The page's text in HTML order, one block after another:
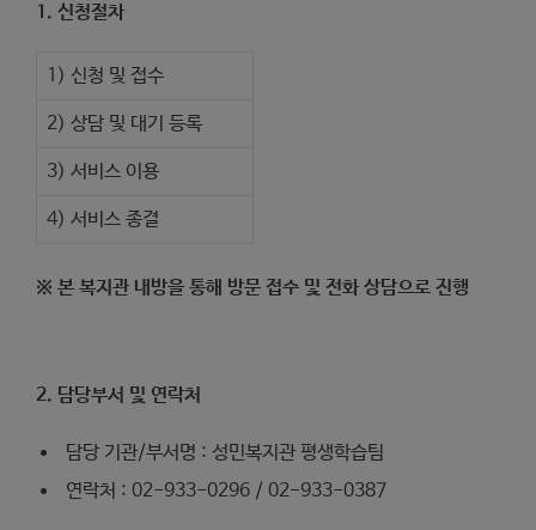
1. 신청절차
1) 신청 및 접수
2) 상담 및 대기 등록
3) 서비스 이용
4) 서비스 종결
※ 본 복지관 내방을 통해 방문 접수 및 전화 상담으로 진행
2. 담당부서 및 연락처
담당 기관/부서명 : 성민복지관 평생학습팀
연락처 : 02-933-0296 / 02-933-0387